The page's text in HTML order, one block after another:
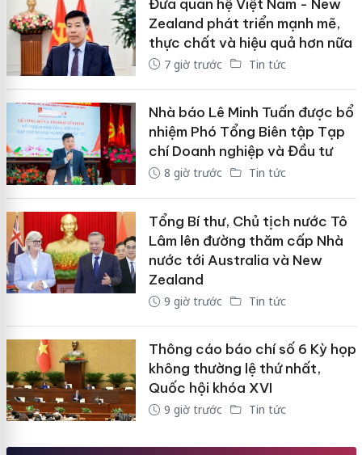
Đưa quan hệ Việt Nam - New
Zealand phát triển mạnh mẽ,
thực chất và hiệu quả hơn nữa
7 giờ trước Tin tức
Nhà báo Lê Minh Tuấn được bổ
nhiệm Phó Tổng Biên tập Tạp
chí Doanh nghiệp và Đầu tư
8 giờ trước Tin tức
Tổng Bí thư, Chủ tịch nước Tô
Lâm lên đường thăm cấp Nhà
nước tới Australia và New
Zealand
9 giờ trước Tin tức
Thông cáo báo chí số 6 Kỳ họp
không thường lệ thứ nhất,
Quốc hội khóa XVI
9 giờ trước Tin tức